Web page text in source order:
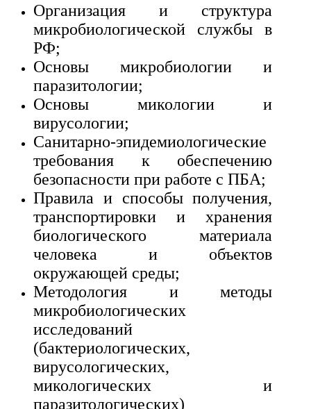
Организация и структура
микробиологической службы в
РФ;
Основы микробиологии и
паразитологии;
Основы микологии и
вирусологии;
Санитарно-эпидемиологические
требования к обеспечению
безопасности при работе с ПБА;
Правила и способы получения,
транспортировки и хранения
биологического материала
человека и объектов
окружающей среды;
Методология и методы
микробиологических
исследований
(бактериологических,
вирусологических,
микологических и
паразитологических)